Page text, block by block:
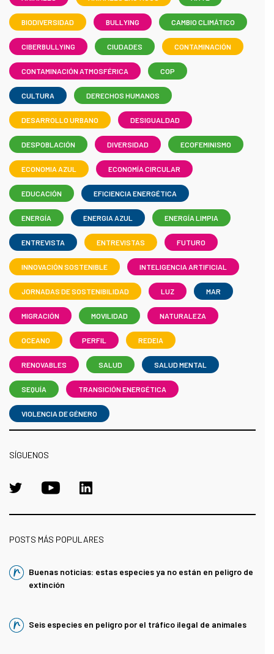
BIODIVERSIDAD BULLYING CAMBIO CLIMÁTICO
CIBERBULLYING CIUDADES CONTAMINACIÓN
CONTAMINACIÓN ATMOSFÉRICA COP
CULTURA DERECHOS HUMANOS
DESARROLLO URBANO DESIGUALDAD
DESPOBLACIÓN DIVERSIDAD ECOFEMINISMO
ECONOMIA AZUL ECONOMÍA CIRCULAR
EDUCACIÓN EFICIENCIA ENERGÉTICA
ENERGÍA ENERGIA AZUL ENERGÍA LIMPIA
ENTREVISTA ENTREVISTAS FUTURO
INNOVACIÓN SOSTENIBLE INTELIGENCIA ARTIFICIAL
JORNADAS DE SOSTENIBILIDAD LUZ MAR
MIGRACIÓN MOVILIDAD NATURALEZA
OCEANO PERFIL REDEIA
RENOVABLES SALUD SALUD MENTAL
SEQUÍA TRANSICIÓN ENERGÉTICA
VIOLENCIA DE GÉNERO
SÍGUENOS
POSTS MÁS POPULARES
Buenas noticias: estas especies ya no están en peligro de
extinción
Seis especies en peligro por el tráfico ilegal de animales